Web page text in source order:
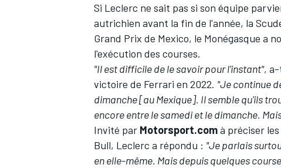
Si Leclerc ne sait pas si son équipe
autrichien avant la fin de l'année, la
Grand Prix de Mexico, le Monégasque a
l'exécution des courses.
"Il est difficile de le savoir pour l'instant",
victoire de Ferrari en 2022. "Je continue
dimanche [au Mexique]. Il semble qu'ils
encore entre le samedi et le dimanche.
Invité par Motorsport.comà préciser
Bull, Leclerc a répondu : "Je parlais
en elle-même. Mais depuis quelques